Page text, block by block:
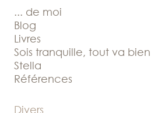
... de moi
Blog
Livres
Sois tranquille, tout va bien
Stella
Références
Divers